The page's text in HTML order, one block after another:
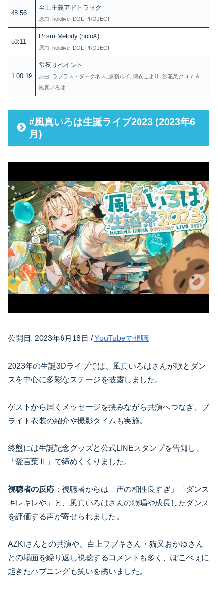
48:56
至上主義アドトラック
原曲: hololive IDOL PROJECT
53:11
Prism Melody (holoX)
原曲: hololive IDOL PROJECT
1:00:19
常夜リペイント
原曲: ラプラス・ダークネス, 鷹嶺ルイ, 博衣こより, 沙花叉クロヱ &
風真いろは
#風真いろは生誕ライブ2023 (2023年6
月)
公開日: 2023年6月18日 /YouTubeで視聴
2023年の生誕3Dライブでは、風真いろはさんが歌とダン
スを中心に多彩なステージを披露しました。
ゲストから届くメッセージを挟みながら共演へつなぎ、ブ
ライト衣装の紹介や撮影タイムも実施。
終盤には生誕記念グッズと公式LINEスタンプを告知し、
「愛言葉Ⅱ」で締めくくりました。
視聴者の反応 ：視聴者からは「声の相性良すぎ」「ダンス
キレキレや」と、風真いろはさんの歌唱や成長したダンス
を評価する声が寄せられました。
AZKiさんとの共演や、白上フブキさん・猫又おかゆさん
との場面を繰り返し視聴するコメントも多く、ぽこべぇに
起きたハプニングも笑いを誘いました。